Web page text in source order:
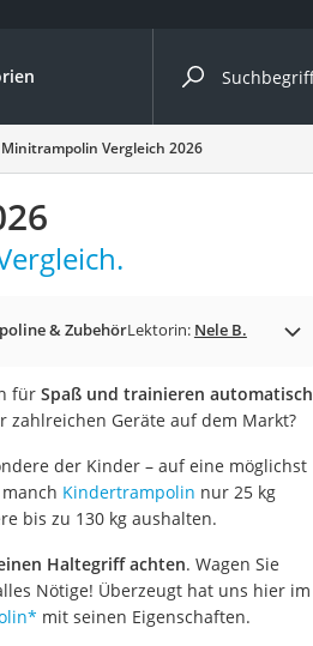
Vergleiche nach Kategorie
cm
Herren
Rollen
Minitrampolin Vergleich 2026
& ZubehörLektorin: Nele B.
für Spaß und trainieren automatisch
zahlreichen Geräte auf dem Markt?
der Kinder – auf eine möglichst
Kindertrampolin nur 25 kg
bis zu 130 kg aushalten.
Haltegriff achten. Wagen Sie
Nötige! Überzeugt hat uns hier im
* mit seinen Eigenschaften.